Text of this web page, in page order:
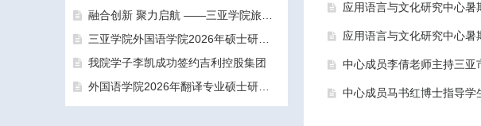
融合创新 聚力启航 ——三亚学院旅游与大健康学院正式揭牌成立
三亚学院外国语学院2026年硕士研究生拟录取名单公示公告（一志愿）
我院学子李凯成功签约吉利控股集团
外国语学院2026年翻译专业硕士研究生（MTI）一志愿考生面试工作圆满结束
应用语言与文化研究中心
应用语言与文化研究中心
中心成员李倩老师主持三亚
中心成员马书红博士指导学